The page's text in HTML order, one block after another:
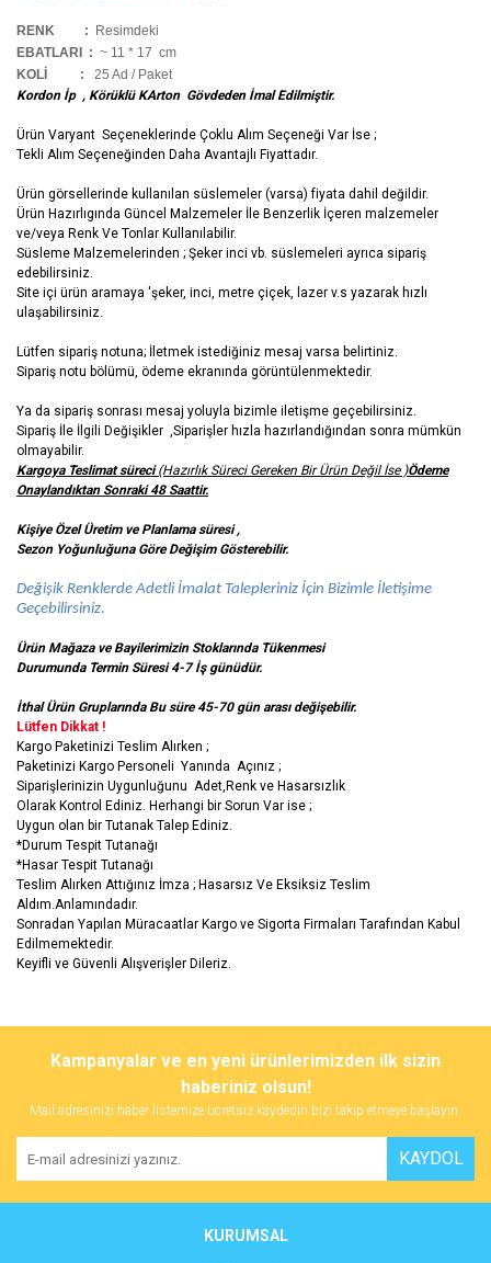
RENK :
Resimdeki
EBATLARI : ~ 11 * 17 cm
KOLİ
: 25 Ad / Paket
Kordon İp , Körüklü KArton Gövdeden İmal Edilmiştir.
Ürün Varyant Seçeneklerinde Çoklu Alım Seçeneği Var İse ;
Tekli Alım Seçeneğinden Daha Avantajlı Fiyattadır.
Ürün görsellerinde kullanılan süslemeler (varsa) fiyata dahil değildir.
Ürün Hazırlıgında Güncel Malzemeler İle Benzerlik İçeren malzemeler
ve/veya Renk Ve Tonlar Kullanılabilir.
Süsleme Malzemelerinden ; Şeker inci vb. süslemeleri ayrıca sipariş
edebilirsiniz.
Site içi ürün aramaya 'şeker, inci, metre çiçek, lazer v.s yazarak hızlı
ulaşabilirsiniz.
Lütfen sipariş notuna; İletmek istediğiniz mesaj varsa belirtiniz.
Sipariş notu bölümü, ödeme ekranında görüntülenmektedir.
Ya da sipariş sonrası mesaj yoluyla bizimle iletişme geçebilirsiniz.
Sipariş İle İlgili Değişikler ,Siparişler hızla hazırlandığından sonra mümkün
olmayabilir.
Kargoya Teslimat süreci(Hazırlık Süreci Gereken Bir Ürün Değil İse )Ödeme
Onaylandıktan Sonraki 48 Saattir.
Kişiye Özel Üretim ve Planlama süresi ,
Sezon Yoğunluğuna Göre Değişim Gösterebilir.
Değişik Renklerde Adetli İmalat Talepleriniz İçin Bizimle İletişime
Geçebilirsiniz.
Ürün Mağaza ve Bayilerimizin Stoklarında Tükenmesi
Durumunda Termin Süresi 4-7 İş günüdür.
İthal Ürün Gruplarında Bu süre 45-70 gün arası değişebilir.
Lütfen Dikkat !
Kargo Paketinizi Teslim Alırken ;
Paketinizi Kargo Personeli Yanında Açınız ;
Siparişlerinizin Uygunluğunu Adet,Renk ve Hasarsızlık
Olarak Kontrol Ediniz. Herhangi bir Sorun Var ise ;
Uygun olan bir Tutanak Talep Ediniz.
*Durum Tespit Tutanağı
*Hasar Tespit Tutanağı
Teslim Alırken Attığınız İmza ; Hasarsız Ve Eksiksiz Teslim
Aldım.Anlamındadır.
Sonradan Yapılan Müracaatlar Kargo ve Sigorta Firmaları Tarafından Kabul
Edilmemektedir.
Keyifli ve Güvenli Alışverişler Dileriz.
Bu ürüne ilk yorumu siz yapın!
Yorum Yaz
tarafımıza iletebilirsiniz.
Görüş ve önerileriniz için teşekkür ederiz.
Ürün resmi kalitesiz, bozuk veya görüntülenemiyor.
Ürün açıklamasında eksik bilgiler bulunuyor.
Ürün fiyatı diğer sitelerden daha pahalı.
Kampanyalar ve en yeni ürünlerimizden ilk sizin
haberiniz olsun!
Mail adresinizi haber listemize ücretsiz kaydedin bizi takip etmeye başlayın.
KAYDOL
KURUMSAL